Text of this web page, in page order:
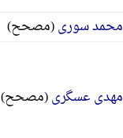
محمد سوری(مصحح)
مهدی عسگری(مصحح)